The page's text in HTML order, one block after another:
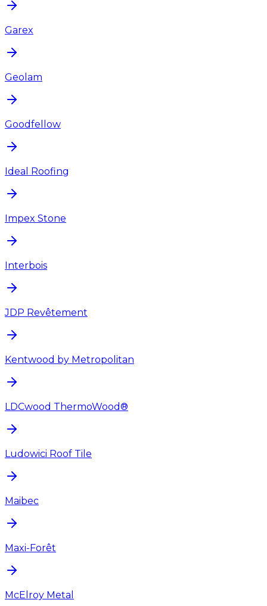
Garex
Geolam
Goodfellow
Ideal Roofing
Impex Stone
Interbois
JDP Revêtement
Kentwood by Metropolitan
LDCwood ThermoWood®
Ludowici Roof Tile
Maibec
Maxi-Forêt
McElroy Metal